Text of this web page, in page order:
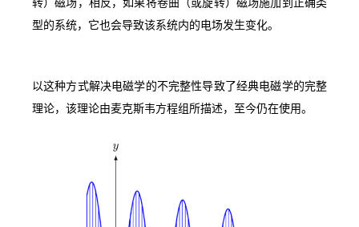
型的系统，它也会导致该系统内的电场发生变化。
以这种方式解决电磁学的不完整性导致了经典电磁学的完整
理论，该理论由麦克斯韦方程组所描述，至今仍在使用。